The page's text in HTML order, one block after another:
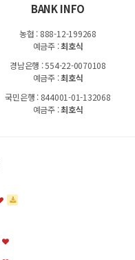
BANK INFO
농협 : 888-12-199268
예금주 :최호식
경남은행 : 554-22-0070108
예금주 :최호식
국민은행 : 844001-01-132068
예금주 :최호식